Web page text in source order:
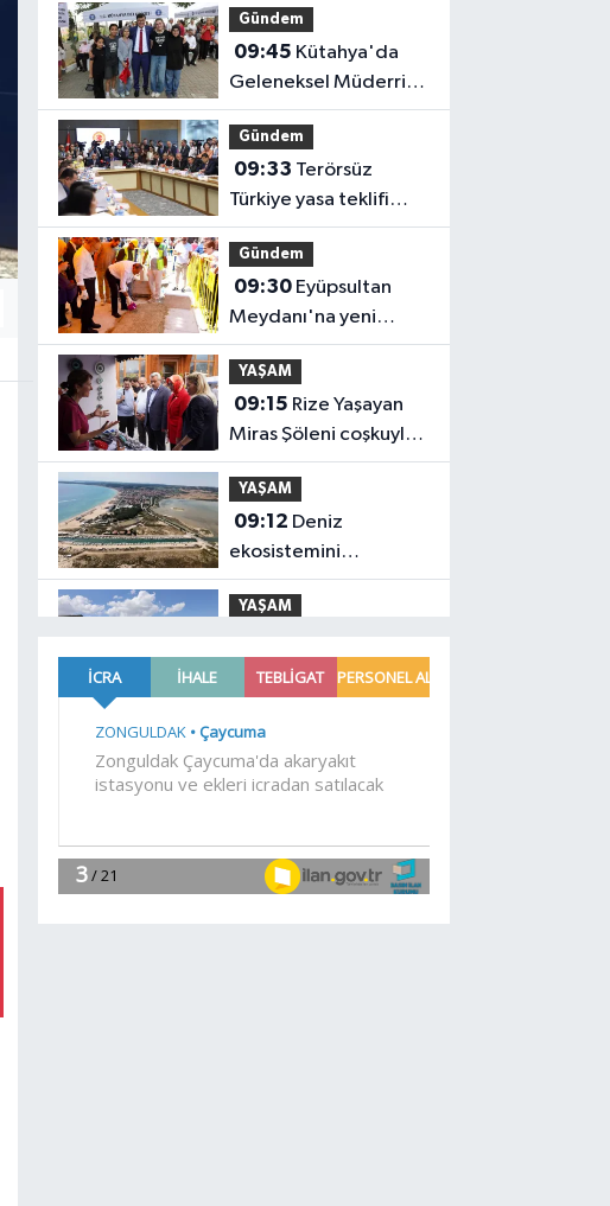
Gündem
09:45
Geleneksel Müderris
Mahallesi Şenliği
coşkusu
Gündem
09:33
Türkiye yasa teklifi
komisyondan geçti
Gündem
09:30
Meydanı'na yeni
düzenleme
YAŞAM
09:15
Miras Şöleni coşkuyla
başladı
YAŞAM
09:12
ekosistemini
koruyacak proje
YAŞAM
taş çıkartan Vali
09:06Muhtarlardan
makarna yarışı
09:03 Zabıtadan